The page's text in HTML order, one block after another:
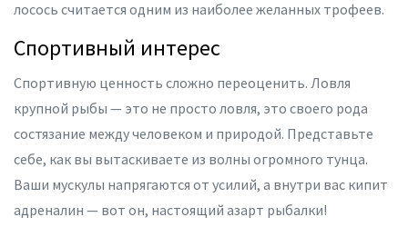
лосось считается одним из наиболее желанных трофеев.
Спортивный интерес
Спортивную ценность сложно переоценить. Ловля
крупной рыбы — это не просто ловля, это своего рода
состязание между человеком и природой. Представьте
себе, как вы вытаскиваете из волны огромного тунца.
Ваши мускулы напрягаются от усилий, а внутри вас кипит
адреналин — вот он, настоящий азарт рыбалки!